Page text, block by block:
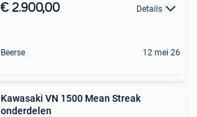
€ 2.900,00 Details
Beerse 12 mei 26
Kawasaki VN 1500 Mean Streak
onderdelen